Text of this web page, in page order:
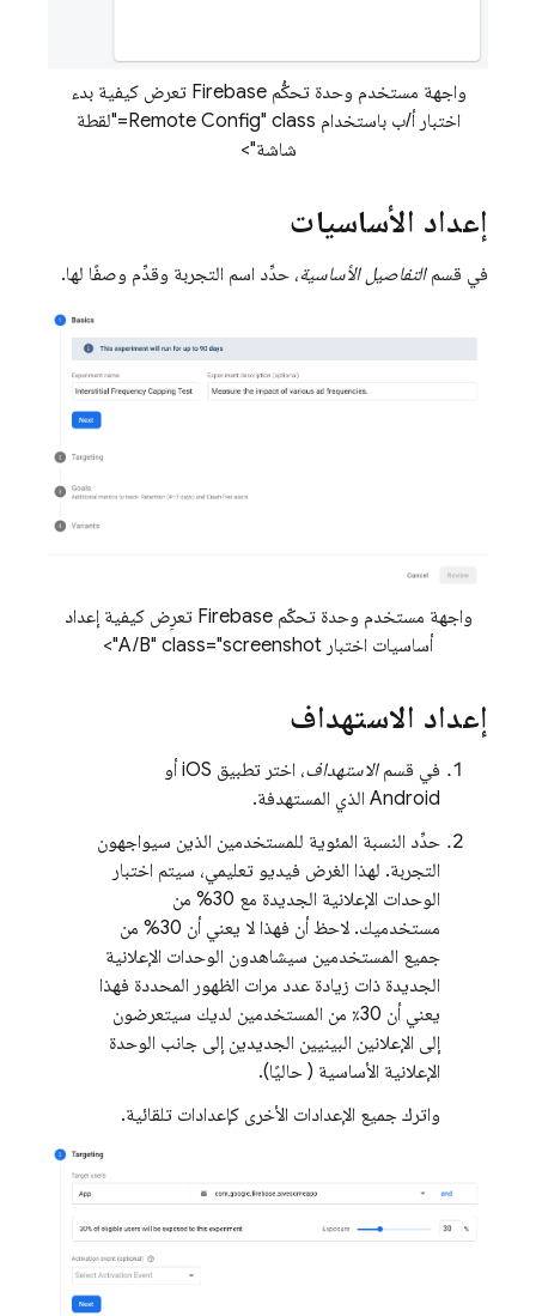
واجهة مستخدم وحدة تحكُّم Firebase تعرض كيفية بدء
اختبار أ/ب باستخدام
Remote Config" class="لقطة
شاشة">
إعداد الأساسيات
في قسمالتفاصيل الأساسية، حدِّد اسم التجربة وقدِّم وصفًا لها.
واجهة مستخدم وحدة تحكّم Firebase تعرِض كيفية إعداد
أساسيات اختبار A/B" class="screenshot">
إعداد الاستهداف
في قسمالاستهداف
، اختر تطبيق iOS أو
Android الذي المستهدفة.
حدِّد النسبة المئوية للمستخدمين الذين سيواجهون
التجربة. لهذا الغرض فيديو تعليمي، سيتم اختبار
الوحدات الإعلانية الجديدة مع 30% من
مستخدميك. لاحظ أن فهذا لا يعني أن 30% من
جميع المستخدمين سيشاهدون الوحدات الإعلانية
الجديدة ذات زيادة عدد مرات الظهور المحددة فهذا
يعني أن 30٪ من المستخدمين لديك سيتعرضون
إلى الإعلانين البينيين الجديدين إلى جانب الوحدة
الإعلانية الأساسية ( حاليًا).
واترك جميع الإعدادات الأخرى كإعدادات تلقائية.